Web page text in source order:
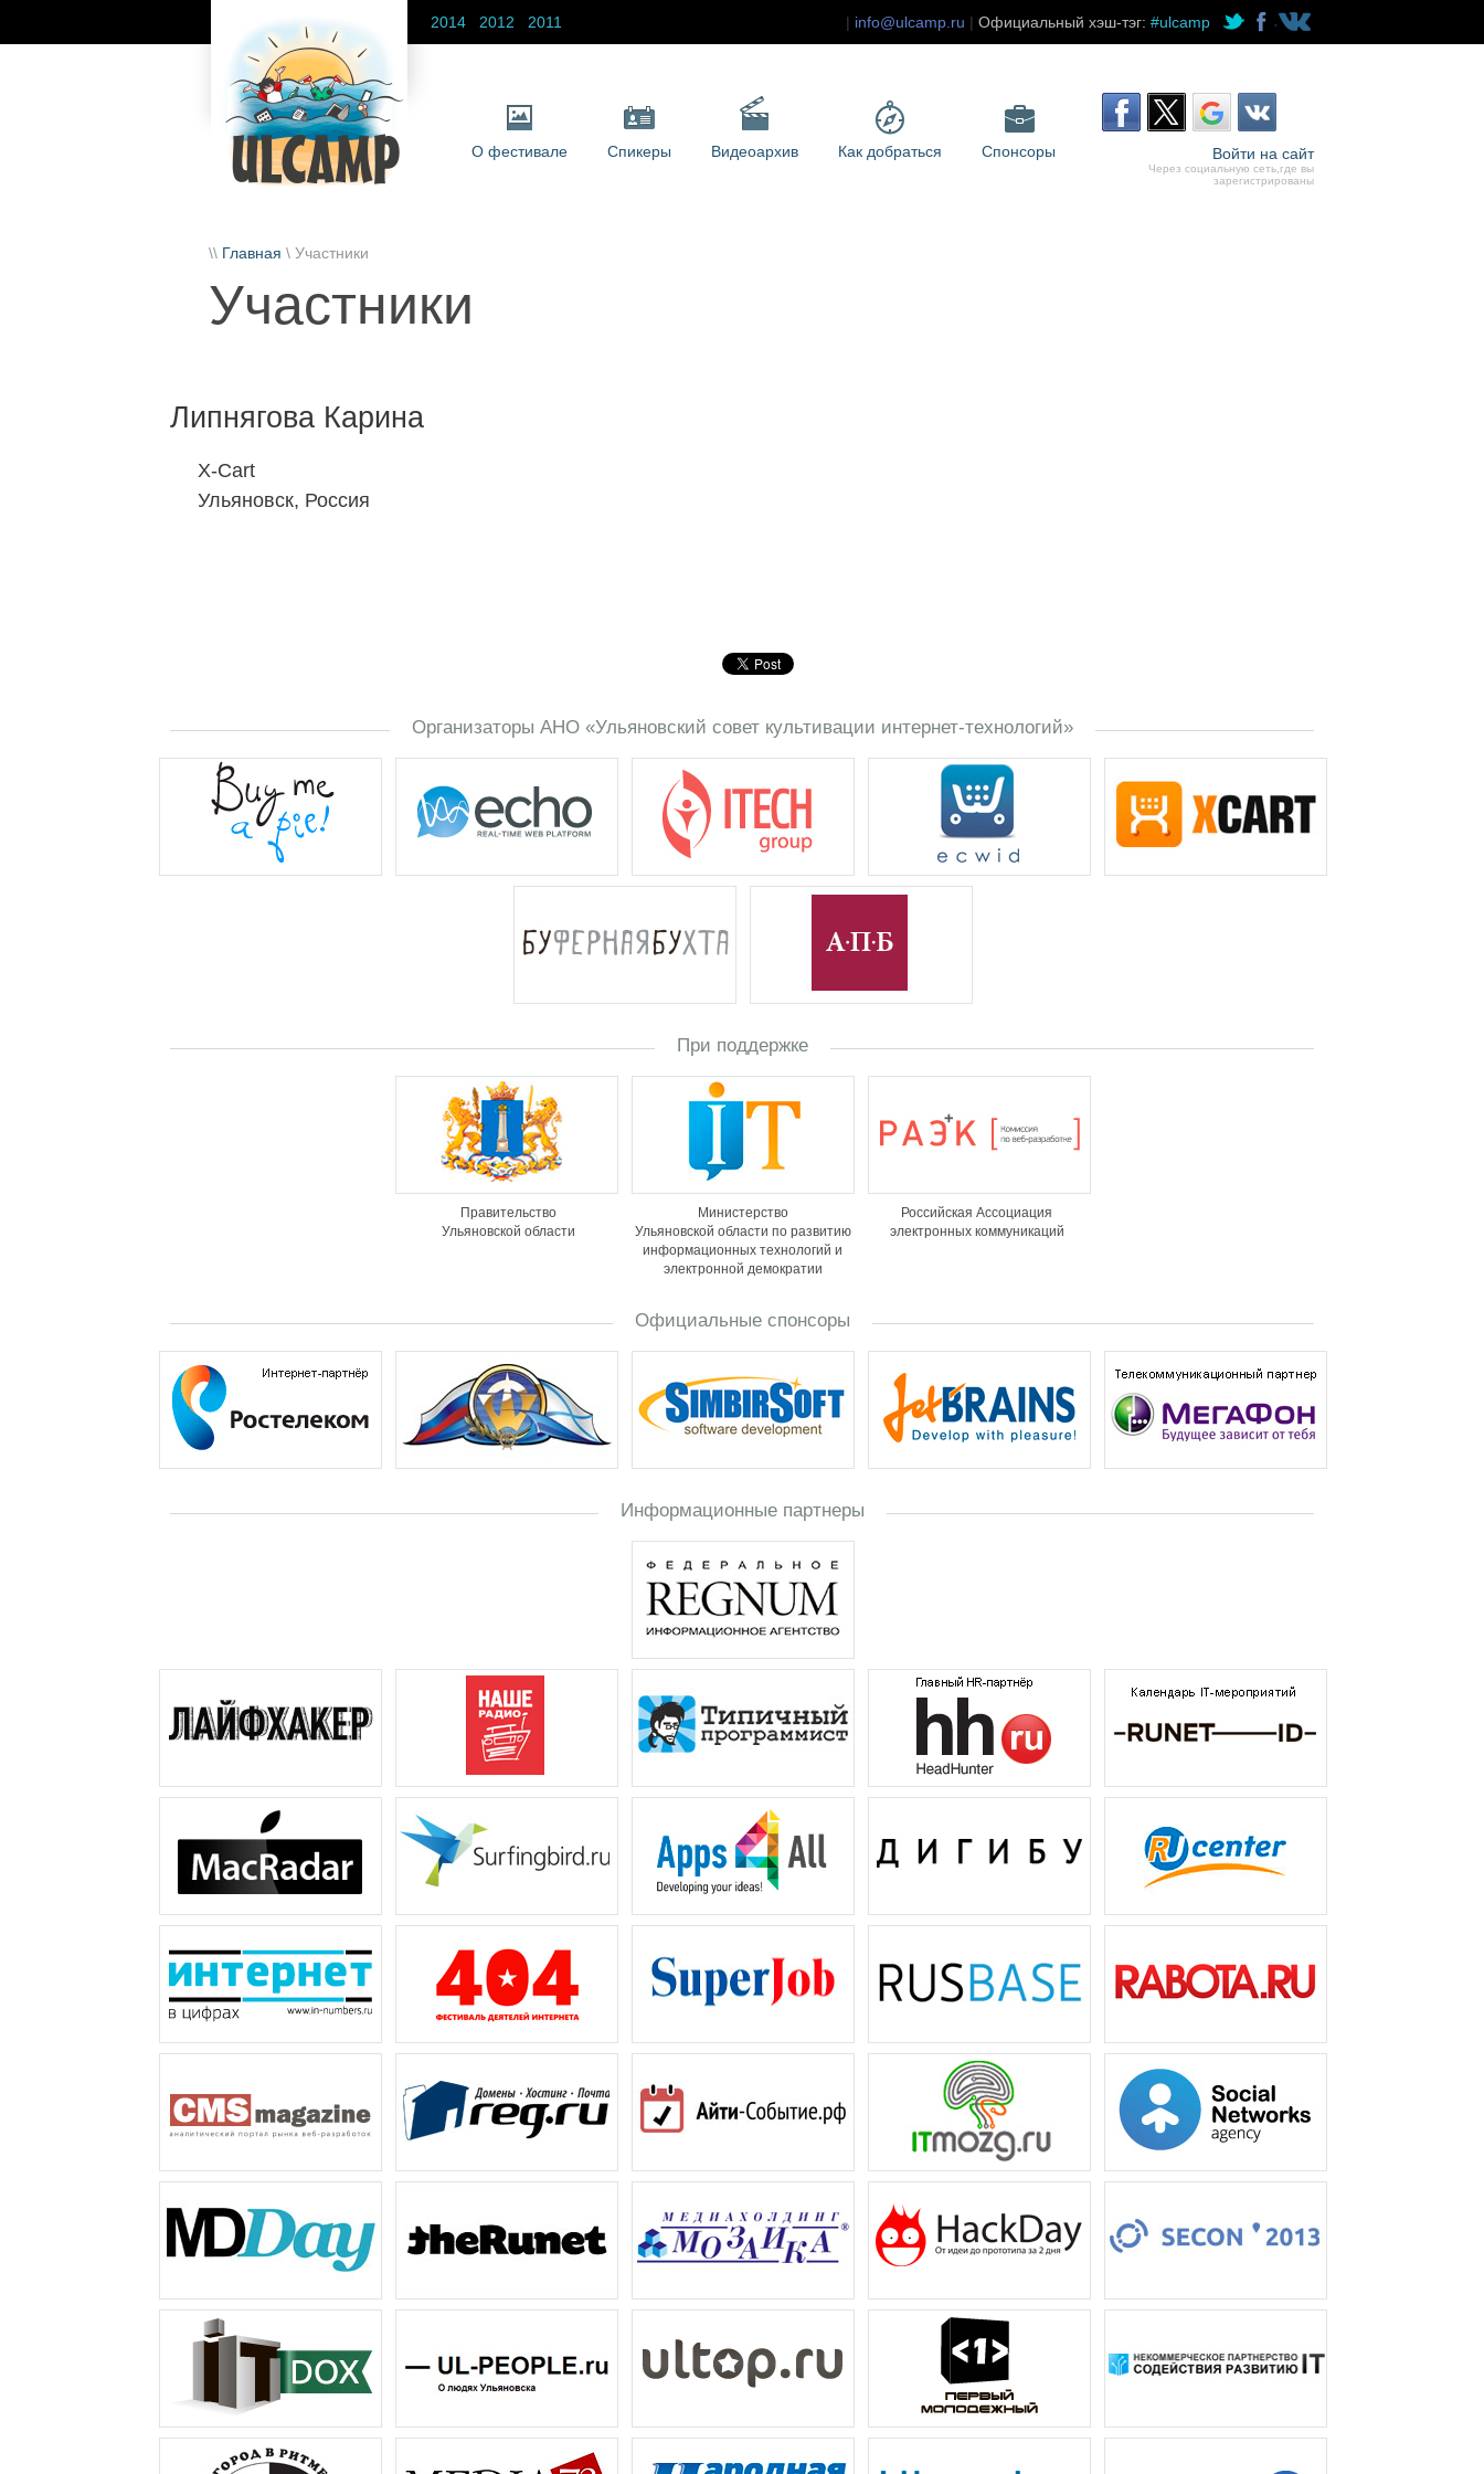
2014 2012 2011 info@ulcamp.ru Официальный хэш-тэг: #ulcamp
Войти на сайт
Через социальную сеть,где вы
зарегистрированы
О фестивале Спикеры Видеоархив Как добраться Спонсоры
\\ Главная \ Участники
Участники
Липнягова Карина
X-Cart
Ульяновск, Россия
Организаторы АНО «Ульяновский совет культивации интернет-технологий»
При поддержке
Правительство
Ульяновской области
Министерство
Ульяновской области по развитию
информационных технологий и
электронной демократии
Российская Ассоциация
электронных коммуникаций
Официальные спонсоры
Информационные партнеры